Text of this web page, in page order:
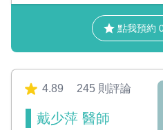
點我預約
4.89 245 則評論
戴少萍 醫師